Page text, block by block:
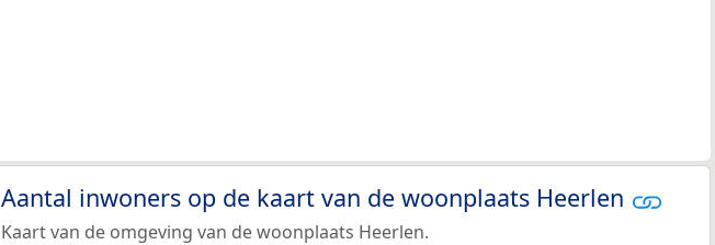
Aantal inwoners op de kaart van de woonplaats Heerlen
Kaart van de omgeving van de woonplaats Heerlen.